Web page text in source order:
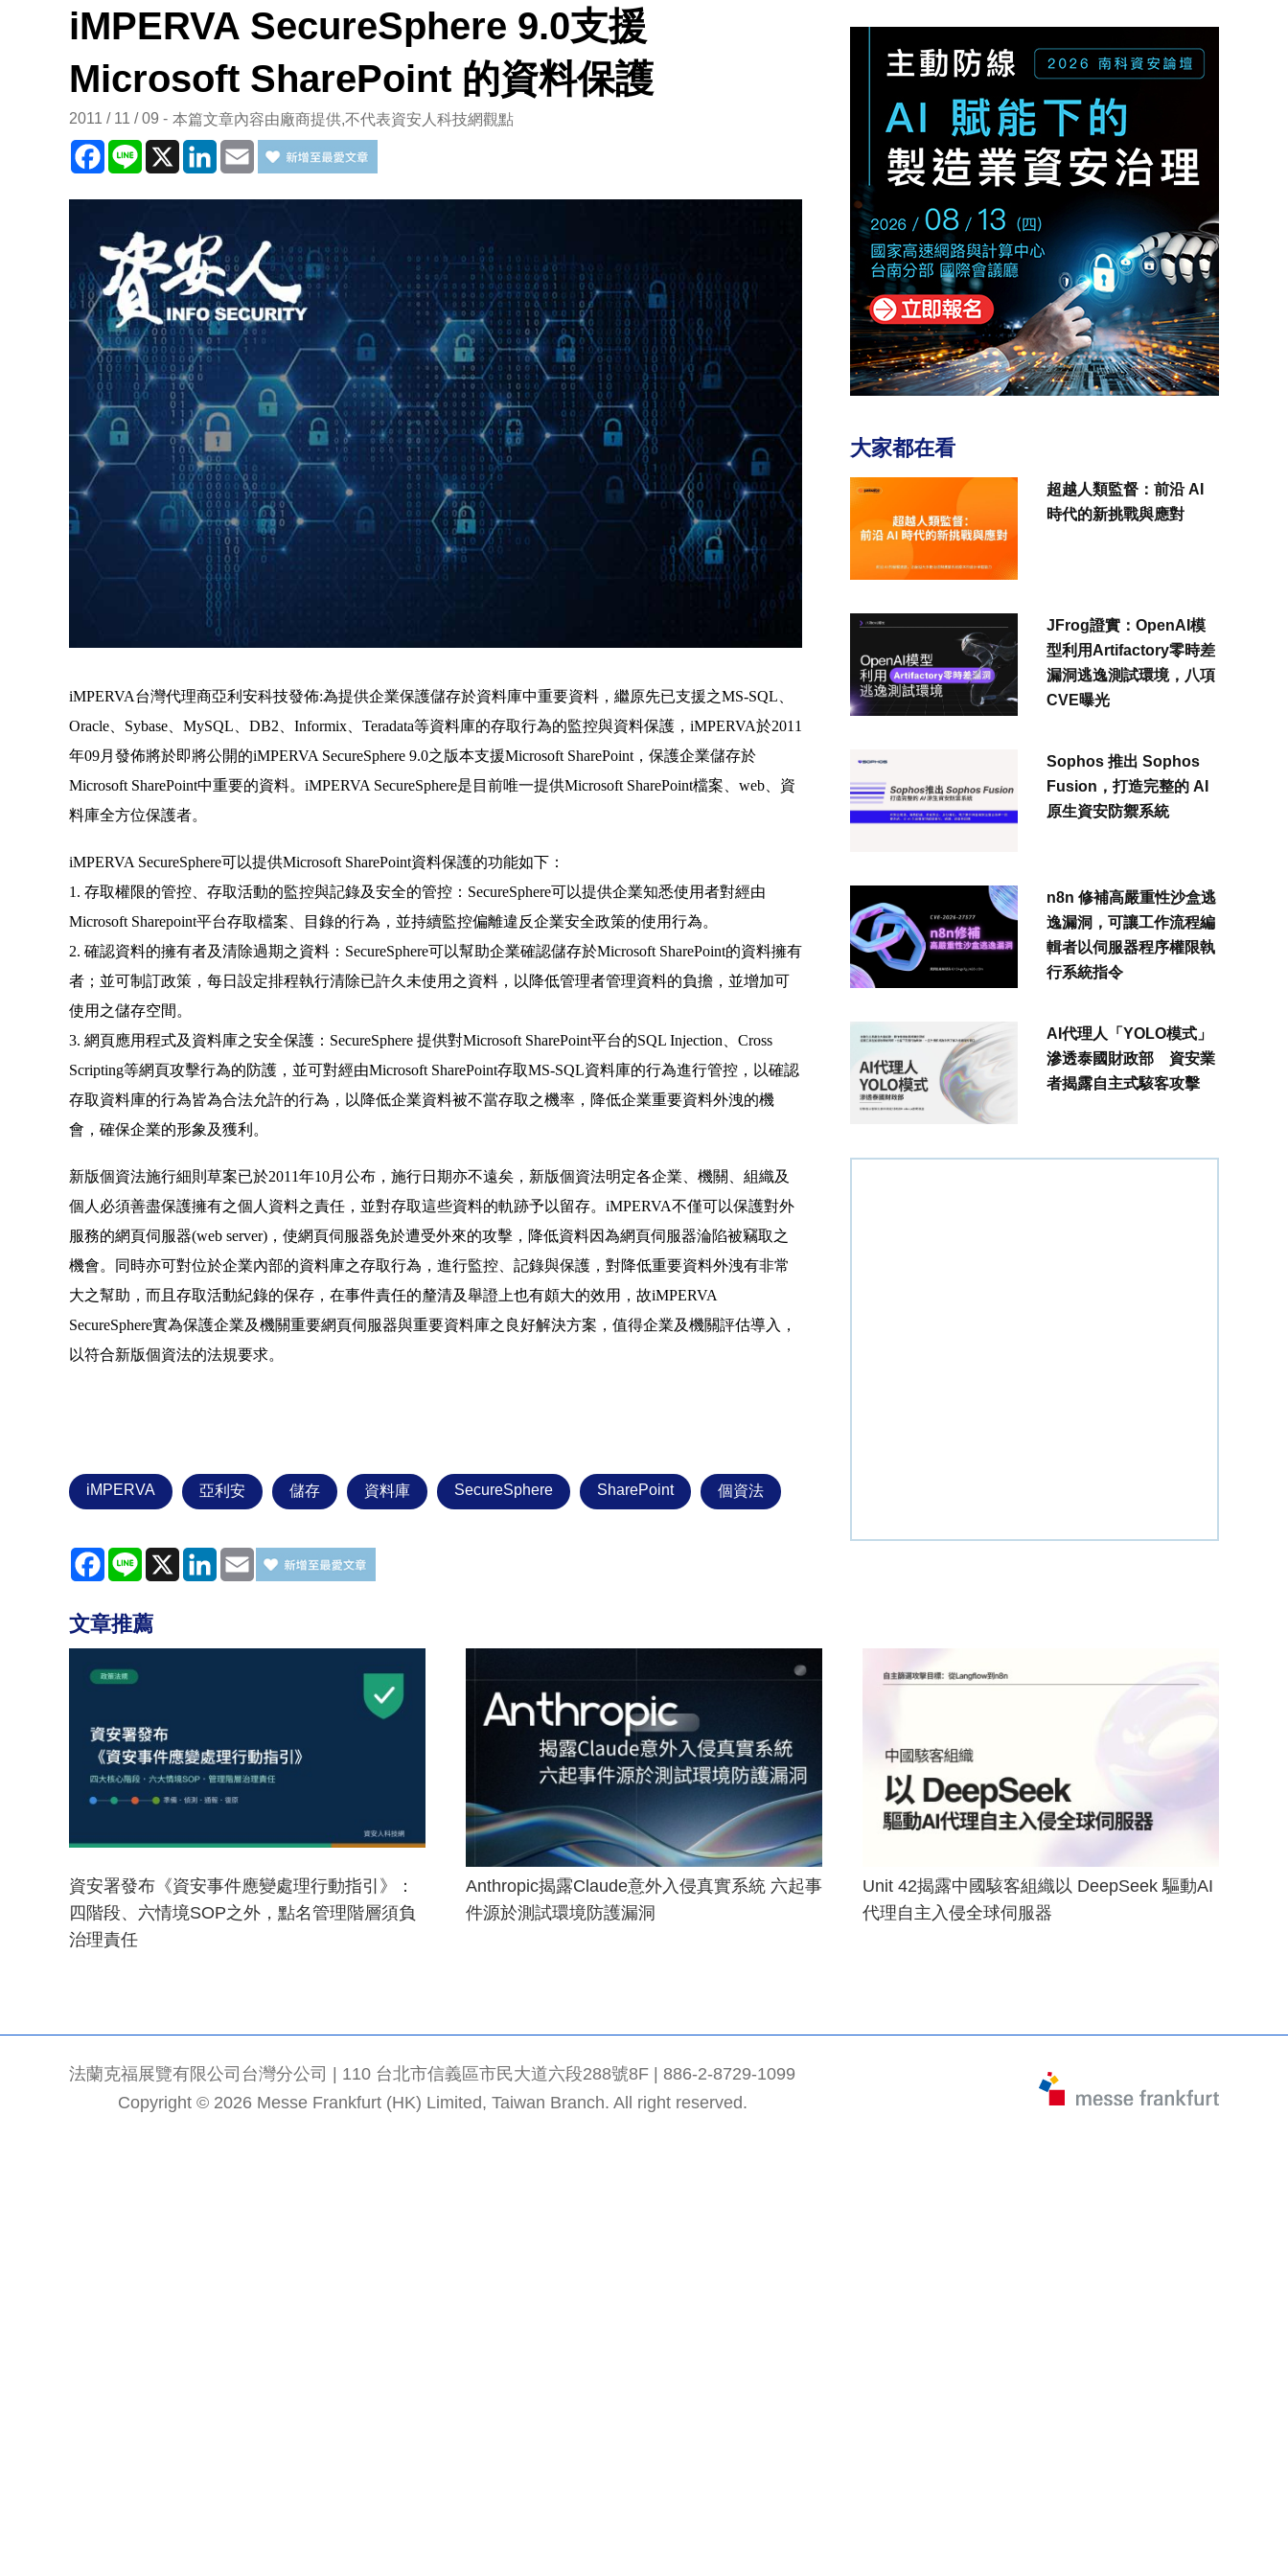
iMPERVA SecureSphere 9.0支援
Microsoft SharePoint 的資料保護
2011 / 11 / 09 本篇文章內容由廠商提供,不代表資安人科技網觀點
Facebook
Line X LinkedInEmail
iMPERVA台灣代理商亞利安科技發佈:為提供企業保護儲存於資料庫中重要資料，繼原先已支援之MS-SQL、
Oracle、Sybase、MySQL、DB2、Informix、Teradata等資料庫的存取行為的監控與資料保護，iMPERVA於2011
年09月發佈將於即將公開的iMPERVA SecureSphere 9.0之版本支援Microsoft SharePoint，保護企業儲存於
Microsoft SharePoint中重要的資料。iMPERVA SecureSphere是目前唯一提供Microsoft SharePoint檔案、web、資
料庫全方位保護者。
iMPERVA SecureSphere可以提供Microsoft SharePoint資料保護的功能如下：
1. 存取權限的管控、存取活動的監控與記錄及安全的管控：SecureSphere可以提供企業知悉使用者對經由
Microsoft Sharepoint平台存取檔案、目錄的行為，並持續監控偏離違反企業安全政策的使用行為。
2. 確認資料的擁有者及清除過期之資料：SecureSphere可以幫助企業確認儲存於Microsoft SharePoint的資料擁有
者；並可制訂政策，每日設定排程執行清除已許久未使用之資料，以降低管理者管理資料的負擔，並增加可
使用之儲存空間。
3. 網頁應用程式及資料庫之安全保護：SecureSphere 提供對Microsoft SharePoint平台的SQL Injection、Cross
Scripting等網頁攻擊行為的防護，並可對經由Microsoft SharePoint存取MS-SQL資料庫的行為進行管控，以確認
存取資料庫的行為皆為合法允許的行為，以降低企業資料被不當存取之機率，降低企業重要資料外洩的機
會，確保企業的形象及獲利。
新版個資法施行細則草案已於2011年10月公布，施行日期亦不遠矣，新版個資法明定各企業、機關、組織及
個人必須善盡保護擁有之個人資料之責任，並對存取這些資料的軌跡予以留存。iMPERVA不僅可以保護對外
服務的網頁伺服器(web server)，使網頁伺服器免於遭受外來的攻擊，降低資料因為網頁伺服器淪陷被竊取之
機會。同時亦可對位於企業內部的資料庫之存取行為，進行監控、記錄與保護，對降低重要資料外洩有非常
大之幫助，而且存取活動紀錄的保存，在事件責任的釐清及舉證上也有頗大的效用，故iMPERVA
SecureSphere實為保護企業及機關重要網頁伺服器與重要資料庫之良好解決方案，值得企業及機關評估導入，
以符合新版個資法的法規要求。
iMPERVA 亞利安 儲存 資料庫 SecureSphere SharePoint 個資法
Facebook
Line X LinkedInEmail
大家都在看
超越人類監督：前沿 AI
時代的新挑戰與應對
JFrog證實：OpenAI模
型利用Artifactory零時差
漏洞逃逸測試環境，八項
CVE曝光
Sophos 推出 Sophos
Fusion，打造完整的 AI
原生資安防禦系統
n8n 修補高嚴重性沙盒逃
逸漏洞，可讓工作流程編
輯者以伺服器程序權限執
行系統指令
AI代理人「YOLO模式」
滲透泰國財政部 資安業
者揭露自主式駭客攻擊
文章推薦
資安署發布《資安事件應變處理行動指引》：
四階段、六情境SOP之外，點名管理階層須負
治理責任
Anthropic揭露Claude意外入侵真實系統 六起事
件源於測試環境防護漏洞
Unit 42揭露中國駭客組織以 DeepSeek 驅動AI
代理自主入侵全球伺服器
法蘭克福展覽有限公司台灣分公司 | 110 台北市信義區市民大道六段288號8F | 886-2-8729-1099
Copyright © 2026 Messe Frankfurt (HK) Limited, Taiwan Branch. All right reserved.